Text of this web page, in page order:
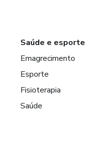
Saúde e esporte
Emagrecimento
Esporte
Fisioterapia
Saúde